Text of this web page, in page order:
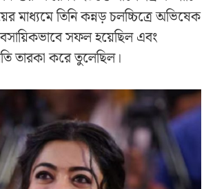
মাধ্যমে তিনি কন্নড় চলচ্চিত্রে অভিষেক
সফল হয়েছিল এবং
তারকা করে তুলেছিল।